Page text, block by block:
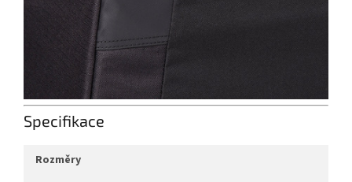
Specifikace
rozměry